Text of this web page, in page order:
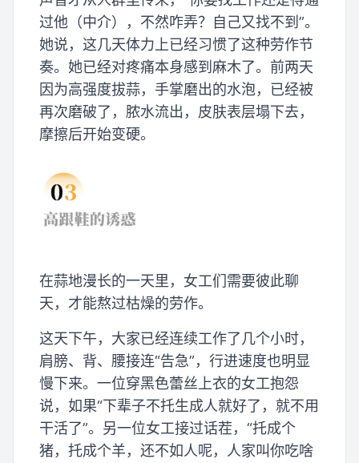
过他（中介），不然咋弄？自己又找不到”。
她说，这几天体力上已经习惯了这种劳作节
奏。她已经对疼痛本身感到麻木了。前两天
因为高强度拔蒜，手掌磨出的水泡，已经被
再次磨破了，脓水流出，皮肤表层塌下去，
摩擦后开始变硬。
在蒜地漫长的一天里，女工们需要彼此聊
天，才能熬过枯燥的劳作。
这天下午，大家已经连续工作了几个小时，
肩膀、背、腰接连“告急”，行进速度也明显
慢下来。一位穿黑色蕾丝上衣的女工抱怨
说，如果“下辈子不托生成人就好了，就不用
干活了”。另一位女工接过话茬，“托成个
猪，托成个羊，还不如人呢，人家叫你吃啥